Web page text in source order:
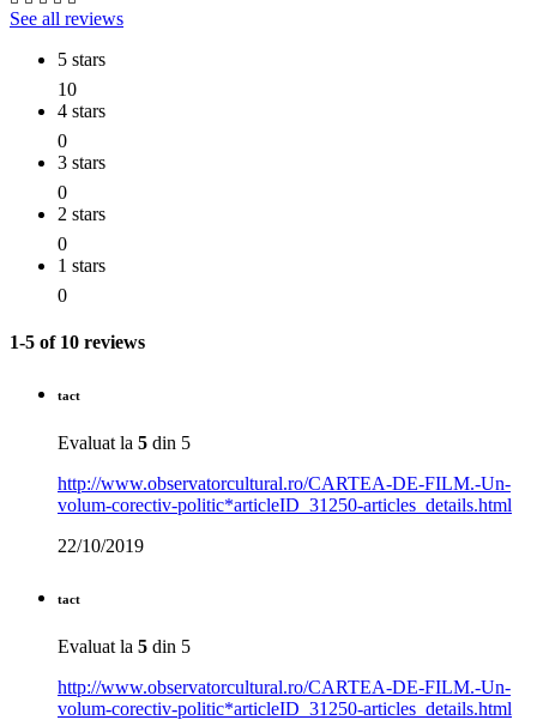
See all reviews
5 stars
10
4 stars
0
3 stars
0
2 stars
0
1 stars
0
1-5 of 10 reviews
tact
Evaluat la 5 din 5
http://www.observatorcultural.ro/CARTEA-DE-FILM.-Un-
volum-corectiv-politic*articleID_31250-articles_details.html
22/10/2019
tact
Evaluat la 5 din 5
http://www.observatorcultural.ro/CARTEA-DE-FILM.-Un-
volum-corectiv-politic*articleID_31250-articles_details.html